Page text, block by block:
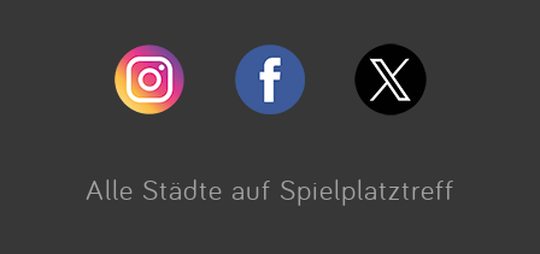
Alle Städte auf Spielplatztreff